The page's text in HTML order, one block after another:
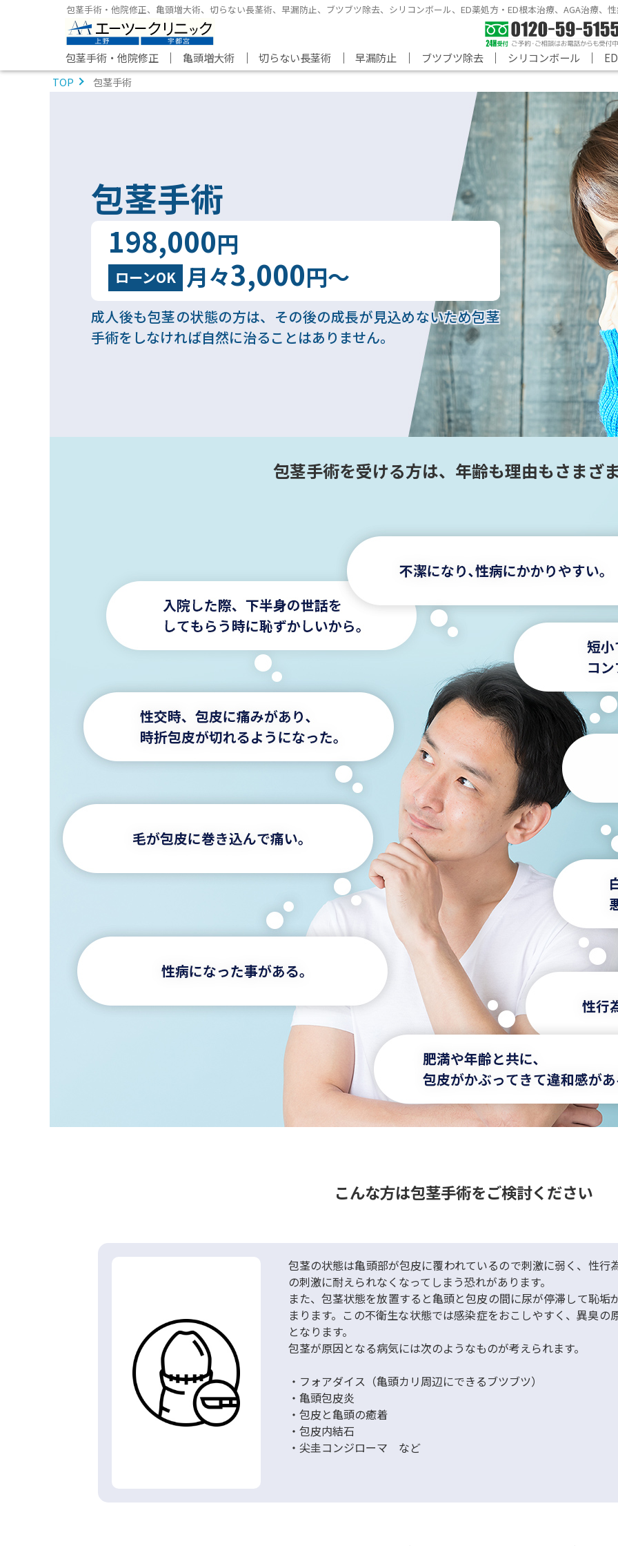
包茎手術・他院修正、亀頭増大術、切らない長茎術、早漏防止、ブツブツ除去、シリコンボール、 ED薬処方・ED根本治療、AGA治療、
包茎手術・他院修正 ｜ 亀頭増大術 ｜ 切らない長茎術 ｜ 早漏防止 ｜ ブツブツ除去 ｜ シリコンボール ｜
TOP 包茎手術
包茎手術
198,000円
ローンOK 月々3,000円～
成人後も包茎の状態の方は、その後の成長が見込めないため包茎
手術をしなければ自然に治ることはありません。
包茎手術を受ける方は、 年齢も理由もさまざ
こんな方は包茎手術をご検討ください
包茎の状態は亀頭部が包皮に覆われているので刺激に弱く、性行
の刺激に耐えられなくなってしまう恐れがあります。
また、包茎状態を放置すると亀頭と包皮の間に尿が停滞して恥垢
まります。この不衛生な状態では感染症をおこしやすく、異臭の
となります。
包茎が原因となる病気には次のようなものが考えられます。
・フォアダイス （亀頭カリ周辺にできるブツブツ）
・亀頭包皮炎
・包皮と亀頭の癒着
・包皮内結石
・尖圭コンジローマ など